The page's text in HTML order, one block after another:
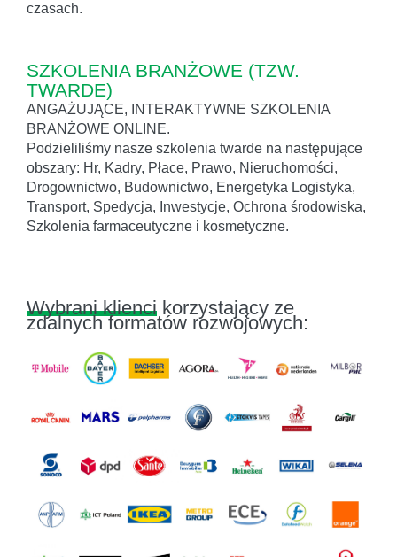
czasach.
SZKOLENIA BRANŻOWE (TZW.
TWARDE)
ANGAŻUJĄCE, INTERAKTYWNE SZKOLENIA
BRANŻOWE ONLINE.
Podzieliliśmy nasze szkolenia twarde na następujące
obszary: Hr, Kadry, Płace, Prawo, Nieruchomości,
Drogownictwo, Budownictwo, Energetyka Logistyka,
Transport, Spedycja, Inwestycje, Ochrona środowiska,
Szkolenia farmaceutyczne i kosmetyczne.
Wybrani klienci korzystający ze
zdalnych formatów rozwojowych: